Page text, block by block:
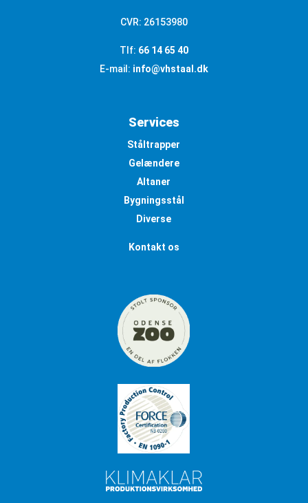
CVR: 26153980
Tlf: 66 14 65 40
E-mail: info@vhstaal.dk
Services
Ståltrapper
Gelændere
Altaner
Bygningsstål
Diverse
Kontakt os